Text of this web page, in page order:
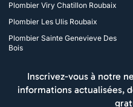
Plombier Viry Chatillon Roubaix
Plombier Les Ulis Roubaix
Plombier Sainte Genevieve Des
Bois
Inscrivez-vous à notre
informations actualisées,